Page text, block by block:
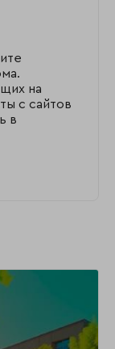
на
с сайтов
в